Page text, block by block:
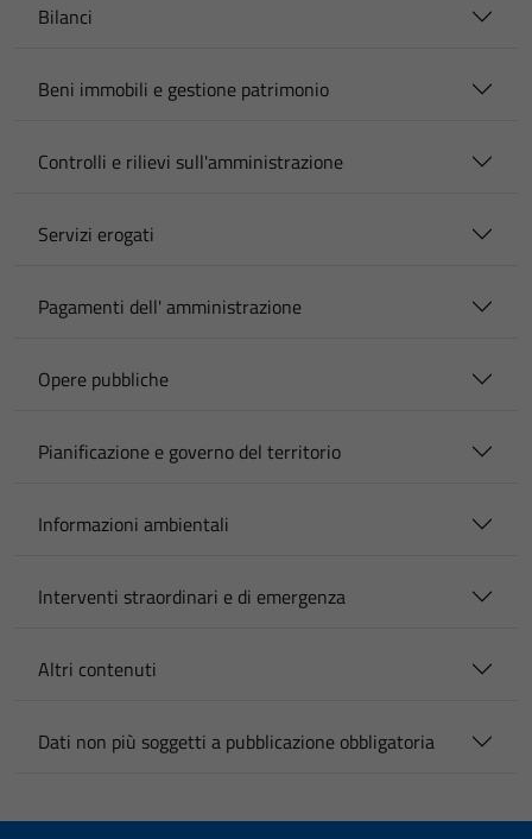
Bilanci
Beni immobili e gestione patrimonio
Controlli e rilievi sull'amministrazione
Servizi erogati
Pagamenti dell' amministrazione
Opere pubbliche
Pianificazione e governo del territorio
Informazioni ambientali
Interventi straordinari e di emergenza
Altri contenuti
Dati non più soggetti a pubblicazione obbligatoria